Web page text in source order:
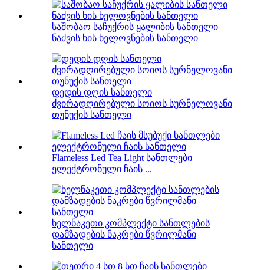
საშობაო საჩუქრის ყალიბის სანთელი
ნაძვის ხის ხელოვნების სანთელი
დედის დღის სანთელი
ძვირადღირებული სოიოს სურნელოვანი
თუნუქის სანთელი
Flameless Led Tea Light სანთლები
ელექტრონული ჩაის ...
ხელნაკეთი კომპლექტი სანთლების
დამზადების ნაკრები წვრილმანი
სანთელი